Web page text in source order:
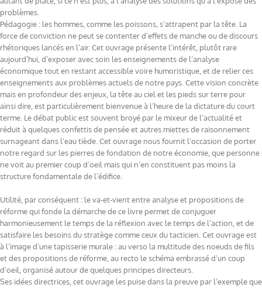
problèmes.
Pédagogie : les hommes, comme les poissons, s’attrapent par la tête. La
force de conviction ne peut se contenter d’effets de manche ou de discours
rhétoriques lancés en l’air. Cet ouvrage présente l’intérêt, plutôt rare
aujourd’hui, d’exposer avec soin les enseignements de l’analyse
économique tout en restant accessible voire humoristique, et de relier ces
enseignements aux problèmes actuels de notre pays. Cette vision concrète
mais en profondeur des enjeux, la tête au ciel et les pieds sur terre pour
ainsi dire, est particulièrement bienvenue à l’heure de la dictature du court
terme. Le débat public est souvent broyé par le mixeur de l’actualité et
réduit à quelques confettis de pensée et autres miettes de raisonnement
surnageant dans l’eau tiède. Cet ouvrage nous fournit l’occasion de porter
notre regard sur les pierres de fondation de notre économie, que personne
ne voit au premier coup d’oeil mais qui n’en constituent pas moins la
structure fondamentale de l’édifice.
Utilité, par conséquent : le va-et-vient entre analyse et propositions de
réforme qui fonde la démarche de ce livre permet de conjuguer
harmonieusement le temps de la réflexion avec le temps de l’action, et de
satisfaire les besoins du stratège comme ceux du tacticien. Cet ouvrage est
à l’image d’une tapisserie murale : au verso la multitude des noeuds de fils
et des propositions de réforme, au recto le schéma embrassé d’un coup
d’oeil, organisé autour de quelques principes directeurs.
Ses idées directrices, cet ouvrage les puise dans la preuve par l’exemple que